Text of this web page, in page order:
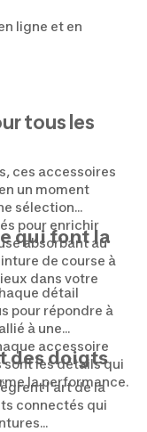
ligne et en
tous les
ces accessoires
un moment
sélection
pour enrichir
absorbant au
de course à
dans votre
qui font la
détail
pour répondre à
à une
accessoire
sont les détails qui
la performance.
des doigts
l'art de la
connectés qui